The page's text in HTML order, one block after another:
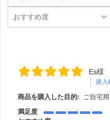
Es様
購入
商品を購入した目的:
ご自宅用
満足度